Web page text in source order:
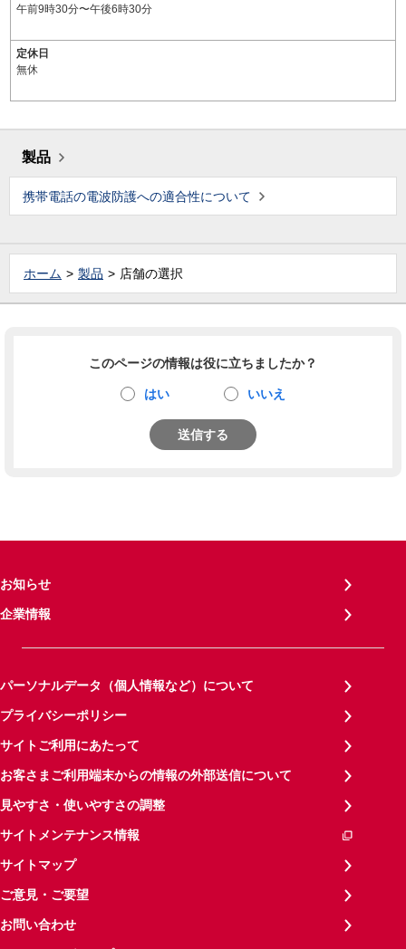
午前9時30分〜午後6時30分
定休日
無休
製品
携帯電話の電波防護への適合性について
ホーム 製品 店舗の選択
このページの情報は役に立ちましたか？
はい いいえ
送信する
お知らせ
企業情報
パーソナルデータ（個人情報など）について
プライバシーポリシー
サイトご利用にあたって
お客さまご利用端末からの情報の外部送信について
見やすさ・使いやすさの調整
サイトメンテナンス情報
サイトマップ
ご意見・ご要望
お問い合わせ